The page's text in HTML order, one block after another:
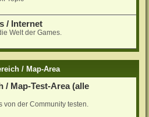
/ Internet
Welt der Games.
/ Map-Area
/ Map-Test-Area (alle
von der Community testen.